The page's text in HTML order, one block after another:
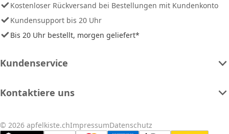
Kostenloser Rückversand bei Bestellungen mit Kundenkonto
Kundensupport bis 20 Uhr
Bis 20 Uhr bestellt, morgen geliefert*
Kundenservice
Kontaktiere uns
© 2026 apfelkiste.chImpressumDatenschutz